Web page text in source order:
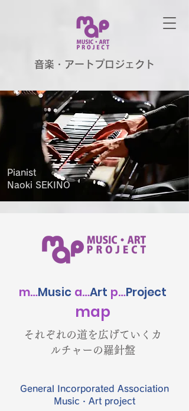
音楽・アートプロジェクト
Pianist
Naoki SEKINO
m…Music a…Art p…Project
map
それぞれの道を広げていくカ
ルチャーの羅針盤
General Incorporated Association
Music・Art project